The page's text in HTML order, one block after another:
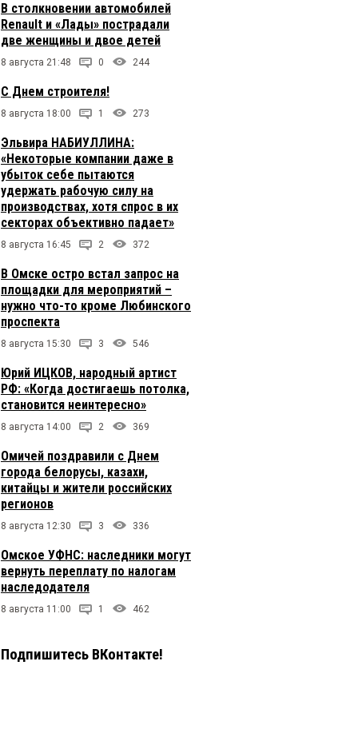
В столкновении автомобилей
Renault и «Лады» пострадали
две женщины и двое детей
8 августа 21:48 0 244
С Днем строителя!
8 августа 18:00 1 273
Эльвира НАБИУЛЛИНА:
«Некоторые компании даже в
убыток себе пытаются
удержать рабочую силу на
производствах, хотя спрос в их
секторах объективно падает»
8 августа 16:45 2 372
В Омске остро встал запрос на
площадки для мероприятий –
нужно что-то кроме Любинского
проспекта
8 августа 15:30 3 546
Юрий ИЦКОВ, народный артист
РФ: «Когда достигаешь потолка,
становится неинтересно»
8 августа 14:00 2 369
Омичей поздравили с Днем
города белорусы, казахи,
китайцы и жители российских
регионов
8 августа 12:30 3 336
Омское УФНС: наследники могут
вернуть переплату по налогам
наследодателя
8 августа 11:00 1 462
Подпишитесь ВКонтакте!